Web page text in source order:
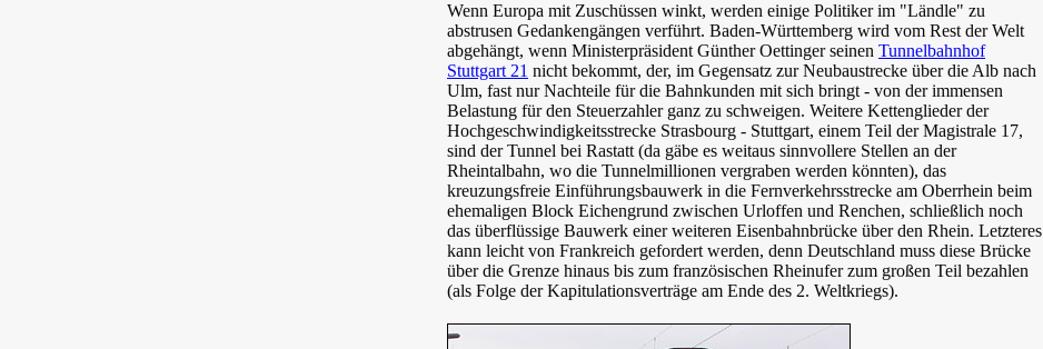
Wenn Europa mit Zuschüssen winkt, werden einige Politiker im "Ländle" zu
abstrusen Gedankengängen verführt. Baden-Württemberg wird vom Rest der Welt
abgehängt, wenn Ministerpräsident Günther Oettinger seinen Tunnelbahnhof
Stuttgart 21 nicht bekommt, der, im Gegensatz zur Neubaustrecke über die Alb nach
Ulm, fast nur Nachteile für die Bahnkunden mit sich bringt - von der immensen
Belastung für den Steuerzahler ganz zu schweigen. Weitere Kettenglieder der
Hochgeschwindigkeitsstrecke Strasbourg - Stuttgart, einem Teil der Magistrale 17,
sind der Tunnel bei Rastatt (da gäbe es weitaus sinnvollere Stellen an der
Rheintalbahn, wo die Tunnelmillionen vergraben werden könnten), das
kreuzungsfreie Einführungsbauwerk in die Fernverkehrsstrecke am Oberrhein beim
ehemaligen Block Eichengrund zwischen Urloffen und Renchen, schließlich noch
das überflüssige Bauwerk einer weiteren Eisenbahnbrücke über den Rhein. Letzteres
kann leicht von Frankreich gefordert werden, denn Deutschland muss diese Brücke
über die Grenze hinaus bis zum französischen Rheinufer zum großen Teil bezahlen
(als Folge der Kapitulationsverträge am Ende des 2. Weltkriegs).